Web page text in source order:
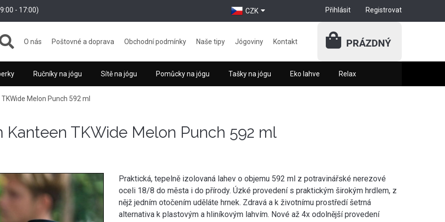
- 17:00) Přihlásit Registrovat
CZK
O nás Poštovné a doprava Obchodní podmínky Naše tipy Jógoviny Kontakt PRÁZDNÝ
Ručníky na jógu Sítě na jógu Pomůcky na jógu Tašky na jógu Eko lahve Relax
Melon Punch 592 ml
Kanteen TKWide Melon Punch 592 ml
Praktická, tepelně izolovaná lahev o objemu 592 ml z potravinářské nerezové
oceli 18/8 do města i do přírody. Úzké provedení s praktickým širokým hrdlem, z
nějž jedním otočením uděláte hrnek. Zdravá a k životnímu prostředí šetrná
alternativa k plastovým a hliníkovým lahvím. Nové až 4x odolnější provedení